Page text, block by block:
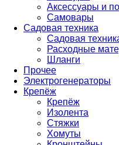
Аксессуары и
Самовары
Садовая техника
Садовая
Расходные
Шланги
Прочее
Электрогенераторы
Крепёж
Крепёж
Изолента
Стяжки
Хомуты